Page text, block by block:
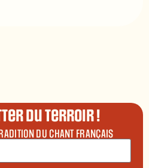
du terroir !
DU CHANT FRANÇAIS